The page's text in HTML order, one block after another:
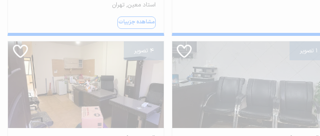
استاد معین, تهران
مشاهده جزییات
1 تصویر 4 تصویر